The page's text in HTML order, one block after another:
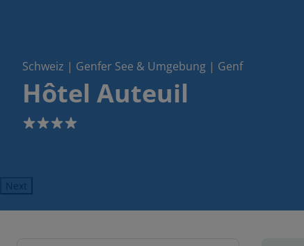
Schweiz | Genfer See & Umgebung | Genf
Hôtel Auteuil
4
Next